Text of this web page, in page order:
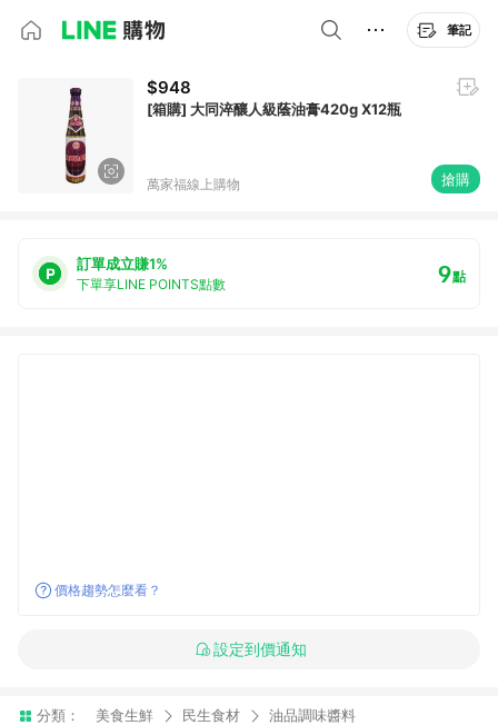
筆記
$948
[箱購] 大同淬釀人級蔭油膏420g X12瓶
萬家福線上購物 搶購
訂單成立賺1%
下單享LINE POINTS點數 9點
價格趨勢怎麼看？
設定到價通知
分類： 美食生鮮 民生食材 油品調味醬料